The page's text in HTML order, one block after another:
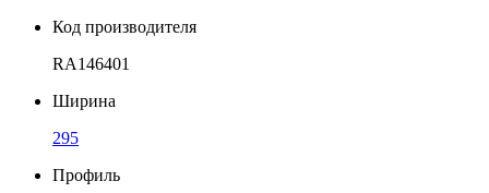
Код производителя
RA146401
Ширина
295
Профиль